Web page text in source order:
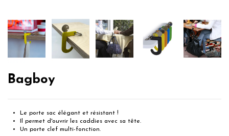
Bagboy
Le porte sac élégant et résistant !
Il permet d'ouvrir les caddies avec sa tête.
Un porte clef multi-fonction.